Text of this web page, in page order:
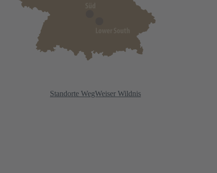
Standorte WegWeiser Wildnis